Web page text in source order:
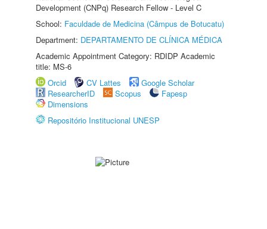
Development (CNPq) Research Fellow - Level C
School: Faculdade de Medicina (Câmpus de Botucatu)
Department: DEPARTAMENTO DE CLÍNICA MÉDICA
Academic Appointment Category: RDIDP Academic
title: MS-6
Orcid
CV Lattes
Google Scholar
ResearcherID
Scopus
Fapesp
Dimensions
Repositório Institucional UNESP